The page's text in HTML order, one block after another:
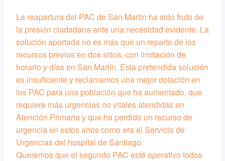
La reapertura del PAC de San Martín ha sido fruto de
la presión ciudadana ante una necesidad evidente. La
solución aportada no es más que un reparto de los
recursos previos en dos sitios, con limitación de
horario y días en San Martín. Esta pretendida solución
es insuficiente y reclamamos una mejor dotación en
los PAC para una población que ha aumentado, que
requiere más urgencias no vitales atendidas en
Atención Primaria y que ha perdido un recurso de
urgencia en estos años como era el Servicio de
Urgencias del hospital de Santiago.
Queremos que el segundo PAC esté operativo todos